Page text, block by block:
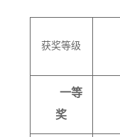
获奖等级
一等
奖